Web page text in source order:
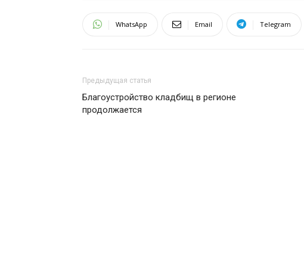
WhatsApp Email Telegram
Предыдущая статья
Благоустройство кладбищ в регионе
продолжается